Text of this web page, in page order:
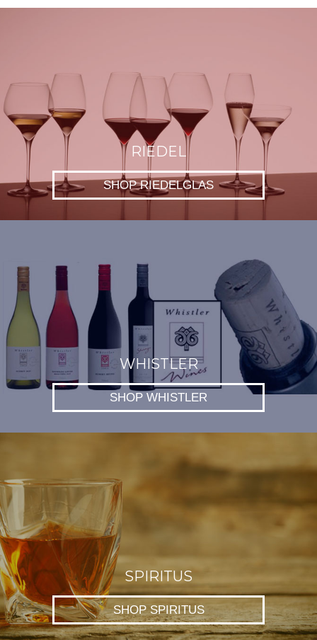
RIEDEL
SHOP RIEDELGLAS
WHISTLER
SHOP WHISTLER
SPIRITUS
SHOP SPIRITUS